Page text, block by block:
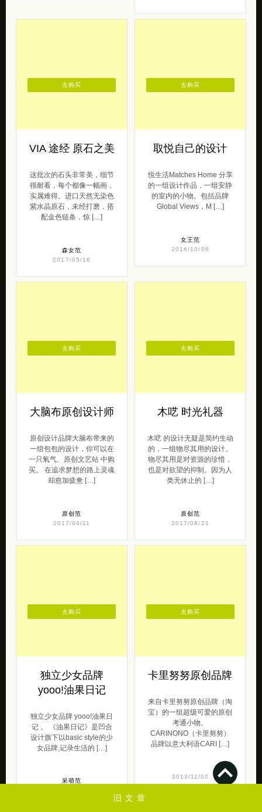
旧文章
VIA 途经 原石之美
这批次的石头非常美，细节
很耐看，每个都像一幅画，
实属难得。进口天然无染色
紫水晶原石，未经打磨，搭
配金色链条，惊 […]
森女范
2017/05/16
去购买
取悦自己的设计
悦生活Matches Home 分享
的一组设计作品，一组安静
的室内的小物。包括品牌
Global Views，M […]
女王范
2016/10/08
去购买
大脑布原创设计师
原创设计品牌大脑布带来的
一组包包的设计，你可以在
一只氧气、原创文艺站 中购
买。 在追求梦想的路上灵魂
却愈加疲惫 […]
原创范
2017/04/11
去购买
木呓 时光礼器
木呓 的设计无疑是简约生动
的，一组物尽其用的设计。
物尽其用是对资源的珍惜，
也是对欲望的抑制。因为人
类无休止的 […]
原创范
2017/08/21
去购买
独立少女品牌
yooo!油果日记
独立少女品牌 yooo!油果日
记 。 《油果日记》是凹合
设计旗下以basic style的少
女品牌,记录生活的 […]
呆萌范
去购买
卡里努努原创品牌
来自卡里努努原创品牌（淘
宝）的一组超级可爱的原创
考通小物。
CARINONO（卡里努努）
品牌以意大利语CARI […]
2013/11/02
去购买